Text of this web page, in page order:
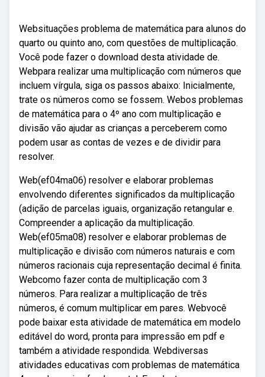
Websituações problema de matemática para alunos do
quarto ou quinto ano, com questões de multiplicação.
Você pode fazer o download desta atividade de.
Webpara realizar uma multiplicação com números que
incluem vírgula, siga os passos abaixo: Inicialmente,
trate os números como se fossem. Webos problemas
de matemática para o 4º ano com multiplicação e
divisão vão ajudar as crianças a perceberem como
podem usar as contas de vezes e de dividir para
resolver.
Web(ef04ma06) resolver e elaborar problemas
envolvendo diferentes significados da multiplicação
(adição de parcelas iguais, organização retangular e.
Compreender a aplicação da multiplicação.
Web(ef05ma08) resolver e elaborar problemas de
multiplicação e divisão com números naturais e com
números racionais cuja representação decimal é finita.
Webcomo fazer conta de multiplicação com 3
números. Para realizar a multiplicação de três
números, é comum multiplicar em pares. Webvocê
pode baixar esta atividade de matemática em modelo
editável do word, pronta para impressão em pdf e
também a atividade respondida. Webdiversas
atividades educativas com problemas de matemática